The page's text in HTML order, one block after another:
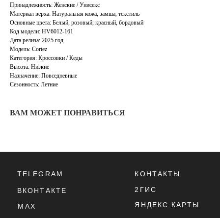
Принадлежность: Женские / Унисекс
Материал верха: Натуральная кожа, замша, текстиль
Основные цвета: Белый, розовый, красный, бордовый
Код модели: HV6012-161
Дата релиза: 2025 год
Модель: Cortez
Категория: Кроссовки / Кеды
Высота: Низкие
Назначение: Повседневные
Сезонность: Летние
ВАМ МОЖЕТ ПОНРАВИТЬСЯ
ОПЛАТА,
ДОСТАВКА,
ВОЗВРАТ
ПОЛИТИКА
КОНФИДЕНЦИАЛЬНОСТИ
ПОЛИТИКА
ОФЕРТА
АКСЕССУАРЫ